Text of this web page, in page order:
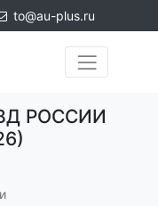
to@au-plus.ru
РОССИИ